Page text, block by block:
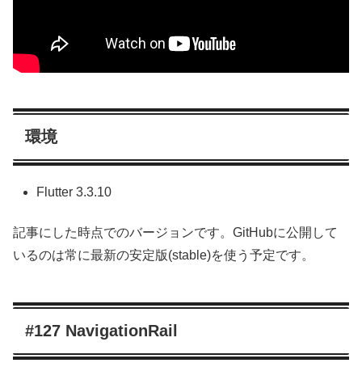
環境
Flutter 3.3.10
記事にした時点でのバージョンです。GitHubに公開して
いるのは常に最新の安定版(stable)を使う予定です。
#127 NavigationRail